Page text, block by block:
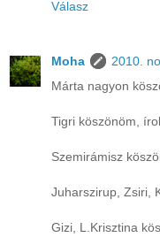
Válasz
Moha
2010.
Márta nagyon
Tigri köszönöm,
Szemirámisz
Juharszirup, Zsiri,
Gizi, L.Krisztina